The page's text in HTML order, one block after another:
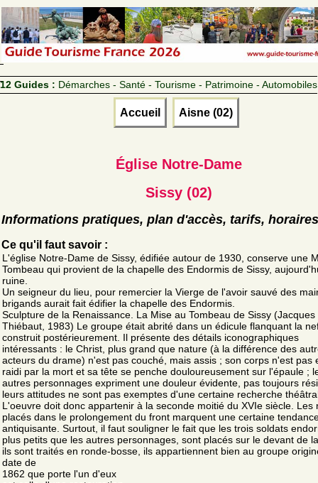
12 Guides : Démarches - Santé - Tourisme - Patrimoine - Automobiles
Accueil Aisne (02)
Église Notre-Dame
Sissy (02)
Informations pratiques, plan d'accès, tarifs, horaires
Ce qu'il faut savoir :
L'église Notre-Dame de Sissy, édifiée autour de 1930, conserve une
Tombeau qui provient de la chapelle des Endormis de Sissy,
ruine.
Un seigneur du lieu, pour remercier la Vierge de l'avoir sauvé des
brigands aurait fait édifier la chapelle des Endormis.
Sculpture de la Renaissance. La Mise au Tombeau de Sissy (Jacques
Thiébaut, 1983) Le groupe était abrité dans un édicule flanquant la
construit postérieurement. Il présente des détails iconographiques
intéressants : le Christ, plus grand que nature (à la différence des
acteurs du drame) n'est pas couché, mais assis ; son corps n'est pas
raidi par la mort et sa tête se penche douloureusement sur l'épaule ;
autres personnages expriment une douleur évidente, pas toujours
leurs attitudes ne sont pas exemptes d'une certaine recherche
L'oeuvre doit donc appartenir à la seconde moitié du XVIe siècle. Les
placés dans le prolongement du front marquent une certaine
antiquisante. Surtout, il faut souligner le fait que les trois soldats
plus petits que les autres personnages, sont placés sur le devant de
ils sont traités en ronde-bosse, ils appartiennent bien au groupe
date de
1862 que porte l'un d'eux